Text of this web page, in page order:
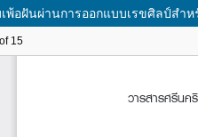
อฝันผ่านการออกแบบเรขศิลป์สำหรั